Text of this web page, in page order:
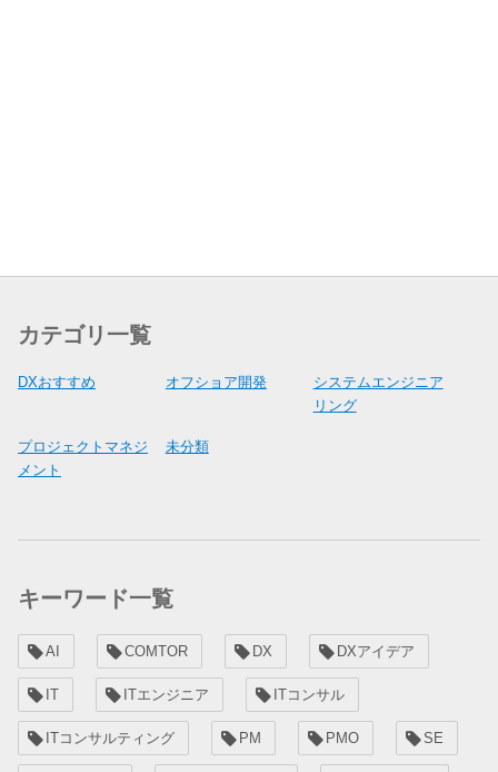
カテゴリ一覧
DXおすすめ オフショア開発
システムエンジニア
リング
プロジェクトマネジ
メント
未分類
キーワード一覧
AI COMTOR DX DXアイデア
IT ITエンジニア ITコンサル
ITコンサルティング PM PMO SE